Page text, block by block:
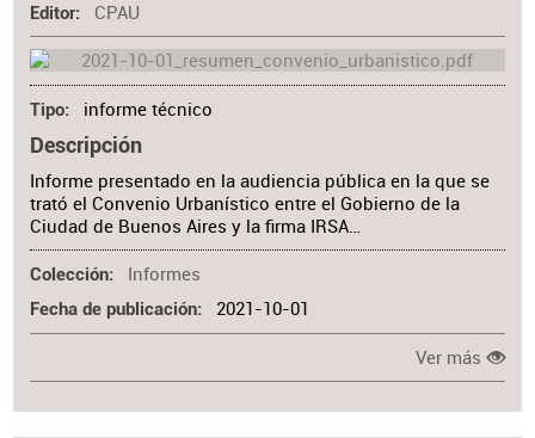
Editor CPAU
Tipo informe técnico
Descripción
Informe presentado en la audiencia pública en la que se
trató el Convenio Urbanístico entre el Gobierno de la
Ciudad de Buenos Aires y la firma IRSA…
Colección Informes
Fecha de publicación 2021-10-01
Ver más